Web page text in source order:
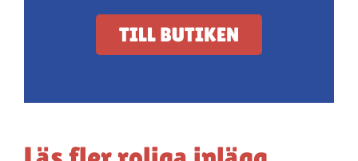
TILL BUTIKEN